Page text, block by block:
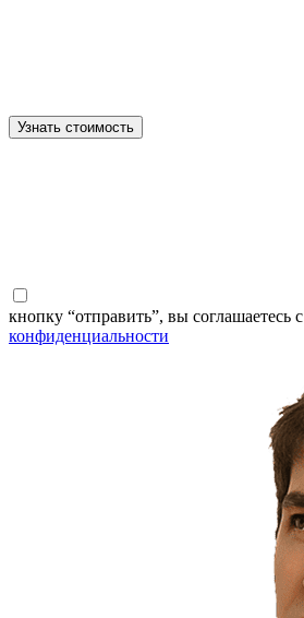
Узнать стоимость
кнопку “отправить”, вы соглашаетесь с
конфиденциальности